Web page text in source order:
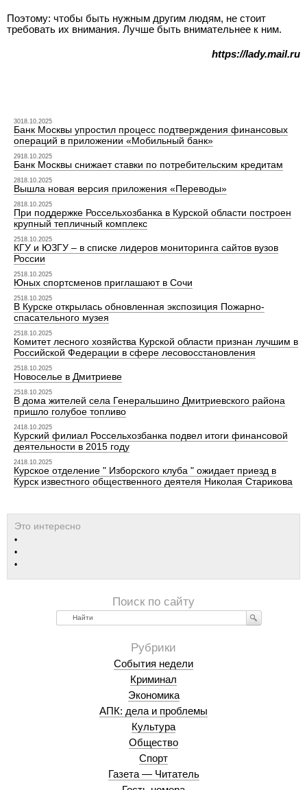
Поэтому: чтобы быть нужным другим людям, не стоит
требовать их внимания. Лучше быть внимательнее к ним.
https://lady.mail.ru
3018.10.2025
Банк Москвы упростил процесс подтверждения финансовых
операций в приложении «Мобильный банк»
2918.10.2025
Банк Москвы снижает ставки по потребительским кредитам
2818.10.2025
Вышла новая версия приложения «Переводы»
2818.10.2025
При поддержке Россельхозбанка в Курской области построен
крупный тепличный комплекс
2518.10.2025
КГУ и ЮЗГУ – в списке лидеров мониторинга сайтов вузов
России
2518.10.2025
Юных спортсменов приглашают в Сочи
2518.10.2025
В Курске открылась обновленная экспозиция Пожарно-
спасательного музея
2518.10.2025
Комитет лесного хозяйства Курской области признан лучшим в
Российской Федерации в сфере лесовосстановления
2518.10.2025
Новоселье в Дмитриеве
2518.10.2025
В дома жителей села Генеральшино Дмитриевского района
пришло голубое топливо
2418.10.2025
Курский филиал Россельхозбанка подвел итоги финансовой
деятельности в 2015 году
2418.10.2025
Курское отделение " Изборского клуба " ожидает приезд в
Курск известного общественного деятеля Николая Старикова
Найти
События недели
Криминал
Экономика
АПК: дела и проблемы
Культура
Общество
Спорт
Газета — Читатель